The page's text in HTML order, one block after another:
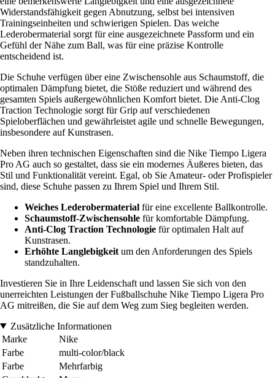
Widerstandsfähigkeit gegen Abnutzung, selbst bei intensiven
Trainingseinheiten und schwierigen Spielen. Das weiche
Lederobermaterial sorgt für eine ausgezeichnete Passform und ein
Gefühl der Nähe zum Ball, was für eine präzise Kontrolle
entscheidend ist.
Die Schuhe verfügen über eine Zwischensohle aus Schaumstoff, die
optimalen Dämpfung bietet, die Stöße reduziert und während des
gesamten Spiels außergewöhnlichen Komfort bietet. Die Anti-Clog
Traction Technologie sorgt für Grip auf verschiedenen
Spieloberflächen und gewährleistet agile und schnelle Bewegungen,
insbesondere auf Kunstrasen.
Neben ihren technischen Eigenschaften sind die Nike Tiempo Ligera
Pro AG auch so gestaltet, dass sie ein modernes Äußeres bieten, das
Stil und Funktionalität vereint. Egal, ob Sie Amateur- oder Profispieler
sind, diese Schuhe passen zu Ihrem Spiel und Ihrem Stil.
Weiches Lederobermaterial für eine excellente Ballkontrolle.
Schaumstoff-Zwischensohle für komfortable Dämpfung.
Anti-Clog Traction Technologie für optimalen Halt auf
Kunstrasen.
Erhöhte Langlebigkeit um den Anforderungen des Spiels
standzuhalten.
Investieren Sie in Ihre Leidenschaft und lassen Sie sich von den
unerreichten Leistungen der Fußballschuhe Nike Tiempo Ligera Pro
AG mitreißen, die Sie auf dem Weg zum Sieg begleiten werden.
Zusätzliche Informationen
Marke
Nike
Farbe
multi-color/black
Farbe
Mehrfarbig